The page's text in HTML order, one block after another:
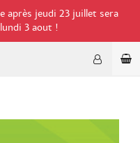
après jeudi 23 juillet sera
3 aout !